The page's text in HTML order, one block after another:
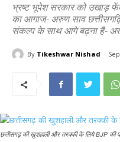
भ्रष्ट भूपेश सरकार को उखाड़
का आगाज- अरुण साव
संकल्प के साथ आगे बढ़ना है-
By Tikeshwar Nishad
छत्तीसगढ़ की खुशहाली और तरक्की के लिये BJP की